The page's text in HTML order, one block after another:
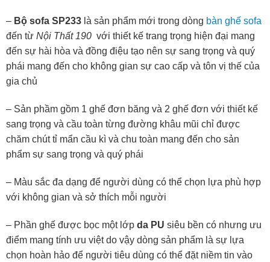
– Bộ sofa SP233 là sản phẩm mới trong dòng bàn ghế sofa
đến từ Nội Thất 190 với thiết kế trang trọng hiện đại mang
đến sự hài hòa và đồng điệu tạo nên sự sang trọng và quý
phái mang đến cho không gian sự cao cấp và tôn vị thế của
gia chủ
– Sản phầm gồm 1 ghế đơn băng và 2 ghế đơn với thiết kế
sang trọng và cầu toàn từng đường khâu mũi chỉ được
chăm chút tỉ mẩn cầu kì và chu toàn mang đến cho sản
phẩm sự sang trọng và quý phái
– Màu sắc đa dạng để người dùng có thể chọn lựa phù hợp
với không gian và sở thích mỗi người
– Phần ghế được bọc một lớp da PU siêu bền có nhưng ưu
điểm mang tính ưu việt do vậy dòng sản phẩm là sự lựa
chọn hoàn hảo để người tiêu dùng có thể đặt niềm tin vào